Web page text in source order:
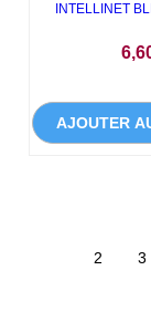
INTELLINET
AJOUTER
2 3